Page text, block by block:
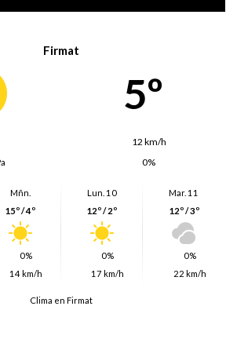
Firmat
5º
12 km/h
0%
Mñn.
15º / 4º
0%
14 km/h
Lun. 10
12º / 2º
0%
17 km/h
Mar. 11
12º / 3º
0%
22 km/h
Clima en Firmat